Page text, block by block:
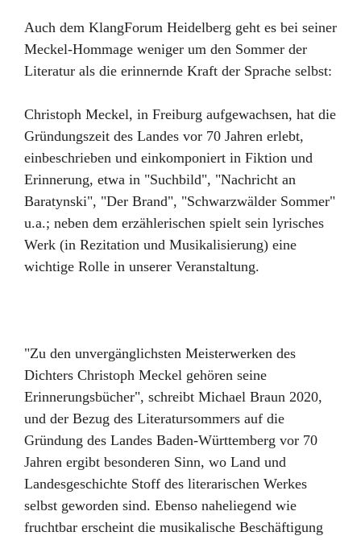
Auch dem KlangForum Heidelberg geht es bei seiner
Meckel-Hommage weniger um den Sommer der
Literatur als die erinnernde Kraft der Sprache selbst:
Christoph Meckel, in Freiburg aufgewachsen, hat die
Gründungszeit des Landes vor 70 Jahren erlebt,
einbeschrieben und einkomponiert in Fiktion und
Erinnerung, etwa in "Suchbild", "Nachricht an
Baratynski", "Der Brand", "Schwarzwälder Sommer"
u.a.; neben dem erzählerischen spielt sein lyrisches
Werk (in Rezitation und Musikalisierung) eine
wichtige Rolle in unserer Veranstaltung.
"Zu den unvergänglichsten Meisterwerken des
Dichters Christoph Meckel gehören seine
Erinnerungsbücher", schreibt Michael Braun 2020,
und der Bezug des Literatursommers auf die
Gründung des Landes Baden-Württemberg vor 70
Jahren ergibt besonderen Sinn, wo Land und
Landesgeschichte Stoff des literarischen Werkes
selbst geworden sind. Ebenso naheliegend wie
fruchtbar erscheint die musikalische Beschäftigung